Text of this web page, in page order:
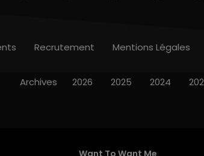
Want To Want Me
Recrutement Mentions Légales
Archives 2026 2025 2024